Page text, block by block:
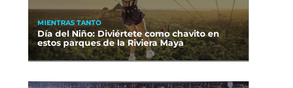
MIENTRAS TANTO
Día del Niño: Diviértete como chavito en
estos parques de la Riviera Maya